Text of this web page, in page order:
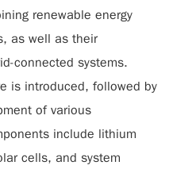
renewable energy
as well as their
connected systems.
is introduced, followed by
of various
include lithium
cells, and system